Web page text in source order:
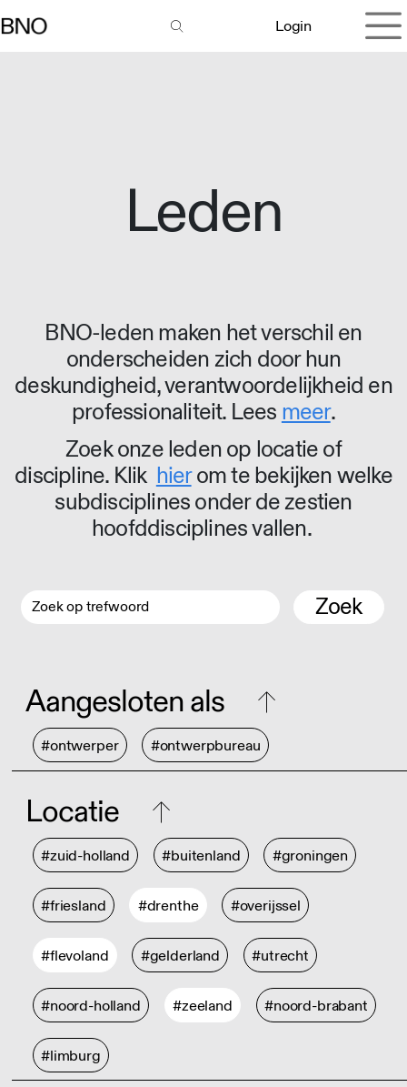
Login
Leden
BNO-leden maken het verschil en
onderscheiden zich door hun
deskundigheid, verantwoordelijkheid en
professionaliteit. Lees meer.
Zoek onze leden op locatie of
discipline. Klik hierom te bekijken welke
subdisciplines onder de zestien
hoofddisciplines vallen.
Zoek
Aangesloten als
#ontwerper #ontwerpbureau
Locatie
#zuid-holland #buitenland #groningen
#friesland #drenthe #overijssel
#flevoland #gelderland #utrecht
#noord-holland #zeeland #noord-brabant
#limburg